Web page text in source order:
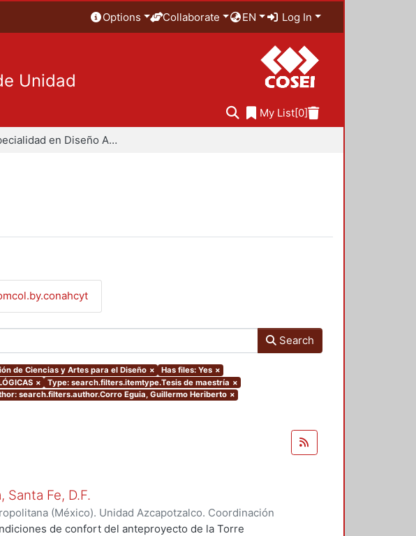
Options Collaborate EN Log In
Unidad
My List[0]
Especialidad en Diseño Ambiental
Search
de Ciencias y Artes para el Diseño × Has files: Yes ×
× Type: search.filters.itemtype.Tesis de maestría ×
search.filters.author.Corro Eguia, Guillermo Heriberto ×
Santa Fe, D.F.
(México). Unidad Azcapotzalco. Coordinación
,1999)Corro Eguia, Guillermo Heriberto
de confort del anteproyecto de la Torre